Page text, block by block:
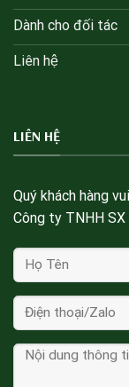
Dành cho đối tác
Liên hệ
LIÊN HỆ
Quý khách hàng
Công ty TNHH